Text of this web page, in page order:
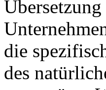
die
des